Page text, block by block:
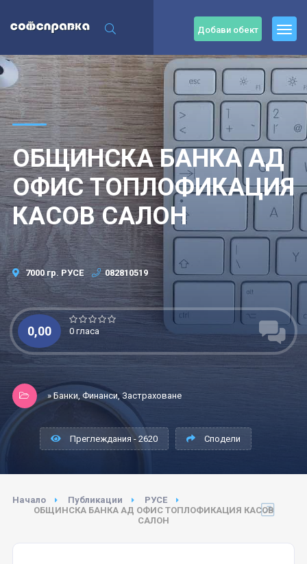
Добави обект
ОБЩИНСКА БАНКА АД
ОФИС ТОПЛОФИКАЦИЯ
КАСОВ САЛОН
7000 гр. РУСЕ 082810519
0,00 0 гласа
» Банки, Финанси, Застраховане
Преглеждания - 2620 Сподели
Начало Публикации
РУСЕ
ОБЩИНСКА БАНКА АД ОФИС ТОПЛОФИКАЦИЯ КАСОВ
САЛОН